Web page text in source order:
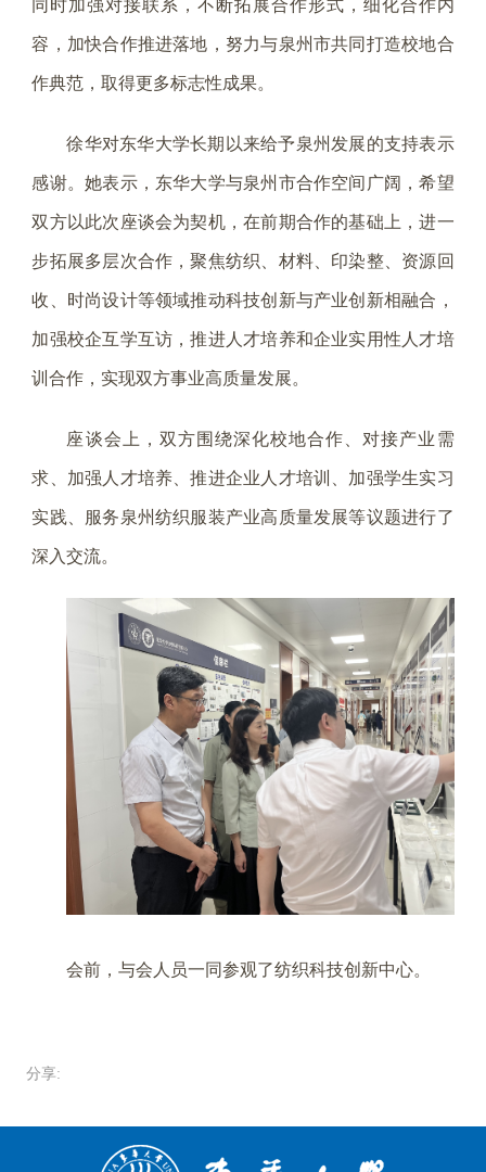
同时加强对接联系，不断拓展合作形式，细化合作内
容，加快合作推进落地，努力与泉州市共同打造校地合
作典范，取得更多标志性成果。
徐华对东华大学长期以来给予泉州发展的支持表示
感谢。她表示，东华大学与泉州市合作空间广阔，希望
双方以此次座谈会为契机，在前期合作的基础上，进一
步拓展多层次合作，聚焦纺织、材料、印染整、资源回
收、时尚设计等领域推动科技创新与产业创新相融合，
加强校企互学互访，推进人才培养和企业实用性人才培
训合作，实现双方事业高质量发展。
座谈会上，双方围绕深化校地合作、对接产业需
求、加强人才培养、推进企业人才培训、加强学生实习
实践、服务泉州纺织服装产业高质量发展等议题进行了
深入交流。
会前，与会人员一同参观了纺织科技创新中心。
分享: